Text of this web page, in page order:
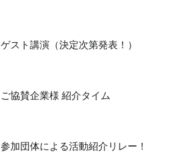
ゲスト講演（決定次第発表！）
ご協賛企業様 紹介タイム
参加団体による活動紹介リレー！